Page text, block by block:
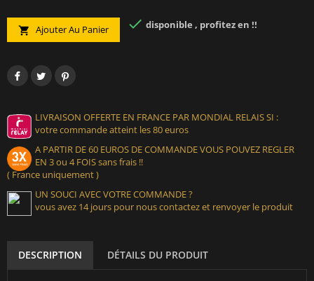
 Ajouter Au Panier  disponible , profitez en !!
LIVRAISON OFFERTE EN FRANCE PAR MONDIAL RELAIS SI :
votre commande atteint les 80 euros
A PARTIR DE 60 EUROS DE COMMANDE VOUS POUVEZ REGLER
EN 3 ou 4 FOIS sans frais !!
( France uniquement )
UN SOUCI AVEC VOTRE COMMANDE ?
vous avez 14 jours pour nous contactez et renvoyer le produit
DESCRIPTION DÉTAILS DU PRODUIT